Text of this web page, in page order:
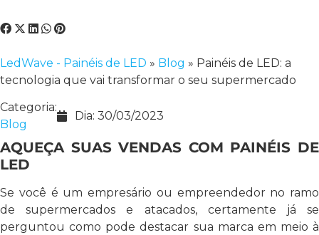
LedWave - Painéis de LED » Blog » Painéis de LED: a
tecnologia que vai transformar o seu supermercado
Categoria:
Blog
Dia: 30/03/2023
AQUEÇA SUAS VENDAS COM PAINÉIS DE
LED
Se você é um empresário ou empreendedor no ramo
de supermercados e atacados, certamente já se
perguntou como pode destacar sua marca em meio à